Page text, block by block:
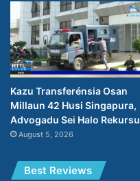
Kazu Transferénsia Osan
Millaun 42 Husi Singapura,
Advogadu Sei Halo Rekursu
August 5, 2026
Best Reviews